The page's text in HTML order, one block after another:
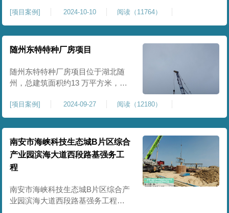
期施工，一期为10万吨新型材料农
药制剂项目施工，二期为20万吨新
型特种糖蜜肥料项目，两期项目都
采用基础承台加强夯和普通强夯施
使用要求，单独对基础承台位置地
基进行置换加强夯，其他区域采用
[项目案例] 2024-10-10 阅读（11764）
随州东特特种厂房项目
随州东特特种厂房项目位于湖北随
州，总建筑面积约13 万平方米，为
载力与均匀性要求严苛。项目于
2024 年 9 月正式开工，地基处理采
用高能级强夯施工工艺，通过大吨
位重锤动力固结，全面提升场地密
实度与承载性能，满足重载车间、
设备基础与行车轨道的长期稳定运
行要求。项目严格遵循强夯地基处
[项目案例] 2024-09-27 阅读（12180）
南安市海峡科技生态城B片区综合
产业园滨海大道西段路基强务工
程
南安市海峡科技生态城B片区综合产
业园滨海大道西段路基强务工程位